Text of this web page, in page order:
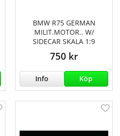
BMW R75 GERMAN
MILIT.MOTOR.. W/
SIDECAR SKALA 1:9
750 kr
Info Köp